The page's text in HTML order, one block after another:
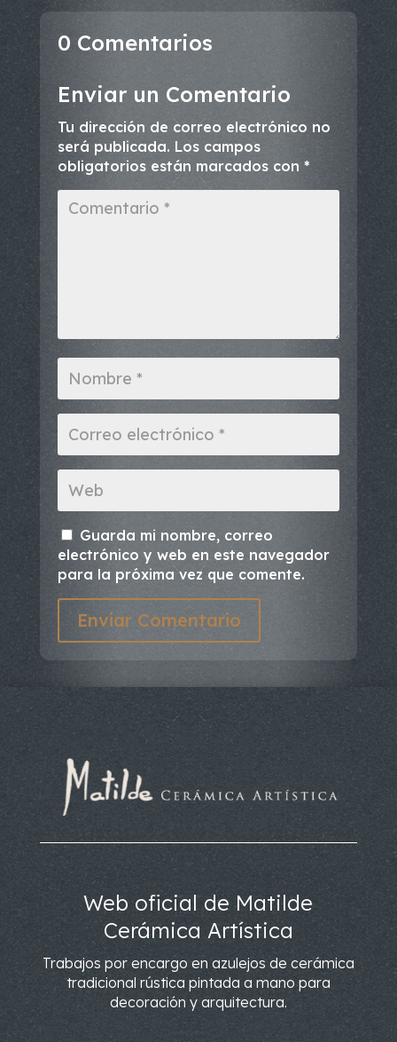
0 Comentarios
Enviar un Comentario
Tu dirección de correo electrónico no
será publicada. Los campos
obligatorios están marcados con *
Guarda mi nombre, correo
electrónico y web en este navegador
para la próxima vez que comente.
Enviar Comentario
Web oficial de Matilde
Cerámica Artística
Trabajos por encargo en azulejos de cerámica
tradicional rústica pintada a mano para
decoración y arquitectura.